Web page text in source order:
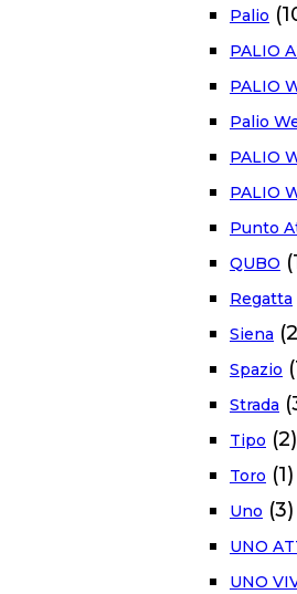
Palio
PALIO
PALIO
Palio
PALIO
PALIO
Punto
QUBO
Regatta
Siena
Spazio
Strada
Tipo (2)
Toro (1)
Uno (3)
UNO
UNO